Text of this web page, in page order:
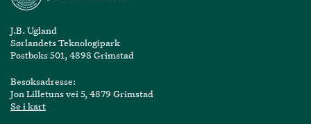
J.B. Ugland
Sørlandets Teknologipark
Postboks 501, 4898 Grimstad
Besøksadresse:
Jon Lilletuns vei 5, 4879 Grimstad
Se i kart